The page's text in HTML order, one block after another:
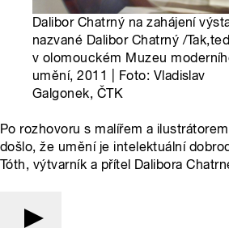
Dalibor Chatrný na zahájení
nazvané Dalibor Chatrný /
v olomouckém Muzeu
umění, 2011 | Foto: Vladislav
Galgonek, ČTK
Po rozhovoru s malířem a
došlo, že umění je intelektuální
Tóth, výtvarník a přítel Dalibora